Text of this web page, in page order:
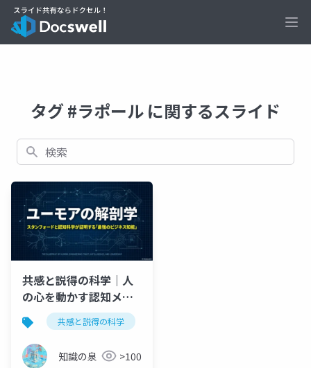
タグ #ラポール に関するスライド
検索
共感と説得の科学｜人
の心を動かす認知メカ
ニズムの設計図
共感と説得の科学
知識の泉 >100